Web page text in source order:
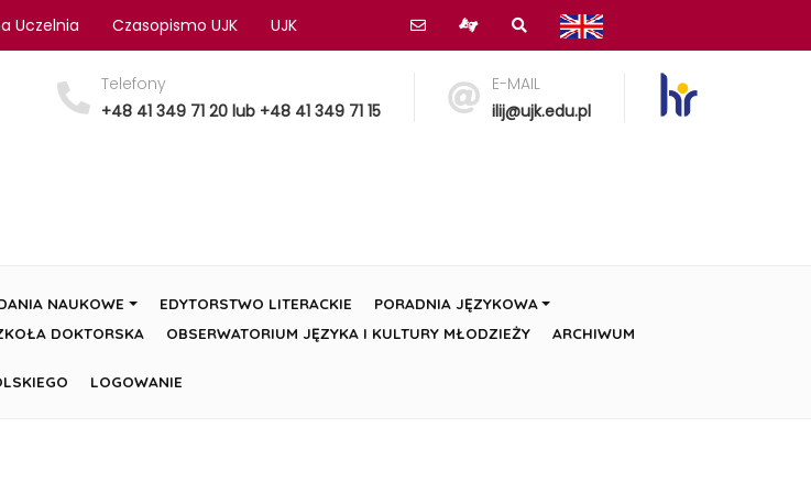
Uczelnia Czasopismo UJK UJK
Telefony
+48 41 349 71 20 lub +48 41 349 71 15
E-MAIL
ilij@ujk.edu.pl
NAUKOWE EDYTORSTWO LITERACKIE
PORADNIA JĘZYKOWA
DOKTORSKA OBSERWATORIUM JĘZYKA I KULTURY MŁODZIEŻY ARCHIWUM
LOGOWANIE